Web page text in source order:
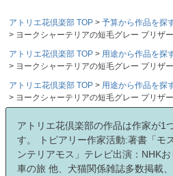
アトリエ花倶楽部 TOP 予算から作品を探
ヨークシャーテリアの短毛グレー プリザ
アトリエ花倶楽部 TOP
用途から作品を探
ヨークシャーテリアの短毛グレー プリザ
アトリエ花倶楽部 TOP
用途から作品を探
ヨークシャーテリアの短毛グレー プリザ
アトリエ花倶楽部の作品は作家が1
す。 トピアリー作家活動:著書「モ
ンテリアモス」テレビ出演：NHK
車の旅 他、犬猫関係雑誌多数掲載